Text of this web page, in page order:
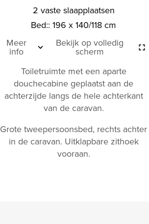
2 vaste slaapplaatsen
Bed:: 196 x 140/118 cm
Meer
info
Bekijk op volledig
scherm
Toiletruimte met een aparte
douchecabine geplaatst aan de
achterzijde langs de hele achterkant
van de caravan.
Grote tweepersoonsbed, rechts achter
in de caravan. Uitklapbare zithoek
vooraan.